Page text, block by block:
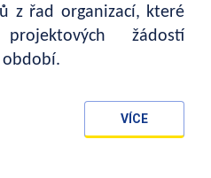
z řad organizací, které
žádostí
období.
VÍCE